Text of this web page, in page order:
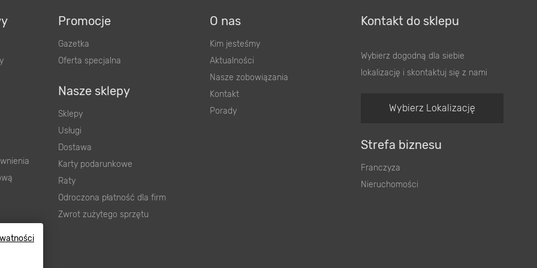
Promocje
Gazetka
Oferta specjalna
Nasze sklepy
Sklepy
Usługi
Dostawa
Karty podarunkowe
Raty
Odroczona płatność dla firm
Zwrot zużytego sprzętu
O nas
Kim jesteśmy
Aktualności
Nasze zobowiązania
Kontakt
Porady
Kontakt do sklepu
Wybierz dogodną dla siebie
lokalizację i skontaktuj się z nami
Wybierz Lokalizację
Strefa biznesu
Franczyza
Nieruchomości